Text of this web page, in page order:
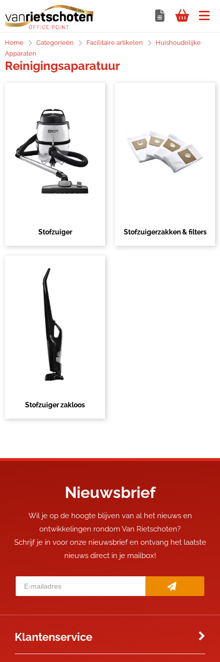
Home Categorieën Facilitaire artikelen
Huishoudelijke
Apparaten
Reinigingsaparatuur
Stofzuiger Stofzuigerzakken & filters
Stofzuiger zakloos
Nieuwsbrief
Wil je op de hoogte blijven van al het nieuws en
ontwikkelingen rondom Van Rietschoten?
Schrijf je in voor onze nieuwsbrief en ontvang het laatste
nieuws direct in je mailbox!
Klantenservice